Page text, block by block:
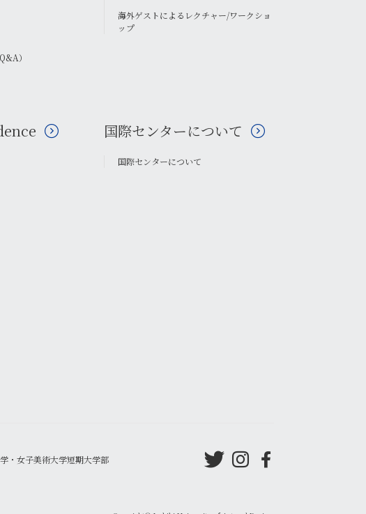
）
海外ゲストによるレクチャー/ワークショ
ップ
国際センターについて
国際センターについて
・女子美術大学短期大学部